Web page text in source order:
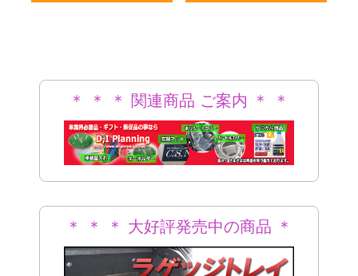
＊ ＊ ＊ 関連商品 ご案内 ＊ ＊
＊
＊ ＊ ＊ 大好評発売中の商品 ＊
＊ ＊